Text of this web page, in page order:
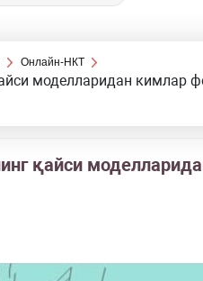
Онлайн-НКТ
моделларидан кимлар
қайси